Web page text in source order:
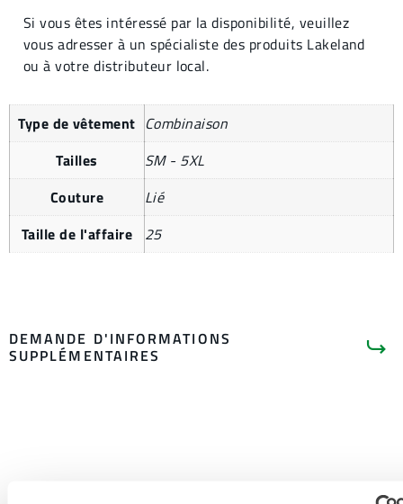
Si vous êtes intéressé par la disponibilité, veuillez
vous adresser à un spécialiste des produits Lakeland
ou à votre distributeur local.
Type de vêtement Combinaison
Tailles
SM - 5XL
Couture
Lié
Taille de l'affaire
25
DEMANDE D'INFORMATIONS
SUPPLÉMENTAIRES